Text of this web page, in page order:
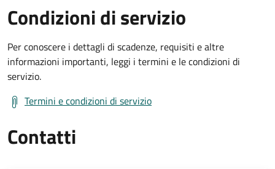
Condizioni di servizio
Per conoscere i dettagli di scadenze, requisiti e altre
informazioni importanti, leggi i termini e le condizioni di
servizio.
Termini e condizioni di servizio
Contatti